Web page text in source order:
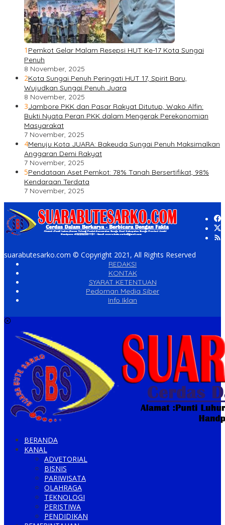
1 Pemkot Gelar Malam Resepsi HUT Ke-17 Kota Sungai
Penuh
8 November, 2025
2Kota Sungai Penuh Peringati HUT 17, Spirit Baru,
Wujudkan Sungai Penuh Juara
8 November, 2025
3Jambore PKK dan Pasar Rakyat Ditutup, Wako Alfin:
Bukti Nyata Peran PKK dalam Mengerak Perekonomian
Masyarakat
7 November, 2025
4Menuju Kota JUARA: Bakeuda Sungai Penuh Maksimalkan
Anggaran Demi Rakyat
7 November, 2025
5Pendataan Aset Pemkot: 78% Tanah Bersertifikat, 98%
Kendaraan Terdata
7 November, 2025
suarabutesarko.com © Copyright 2021, All Rights Reserved
REDAKSI
KONTAK
SYARAT KETENTUAN
Pedoman Media Siber
Info Iklan
BERANDA
KANAL
ADVETORIAL
BISNIS
PARIWISATA
OLAHRAGA
TEKNOLOGI
PERISTIWA
PENDIDIKAN